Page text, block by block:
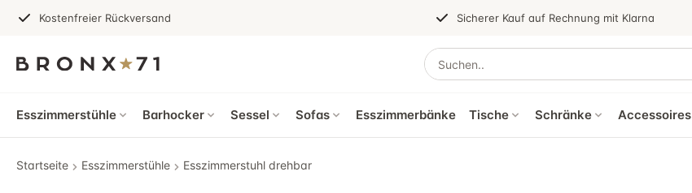
Kostenfreier Rückversand Sicherer Kauf auf Rechnung mit Klarna
Esszimmerstühle Barhocker Sessel Sofas Esszimmerbänke Tische Schränke Accessoires
Startseite Esszimmerstühle Esszimmerstuhl drehbar